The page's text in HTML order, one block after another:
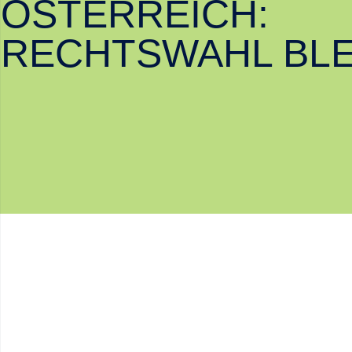
ÖSTERREICH:
RECHTSWAHL